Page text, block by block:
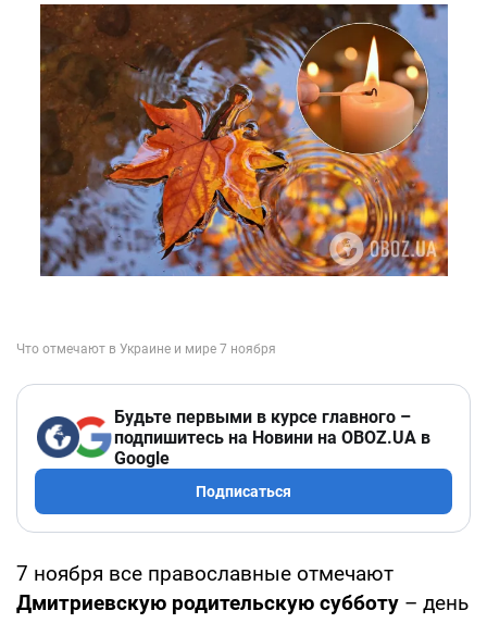
Будьте первыми в курсе главного –
подпишитесь на Новини на OBOZ.UA в
Google
Подписаться
7 ноября все православные отмечают
Дмитриевскую родительскую субботу – день